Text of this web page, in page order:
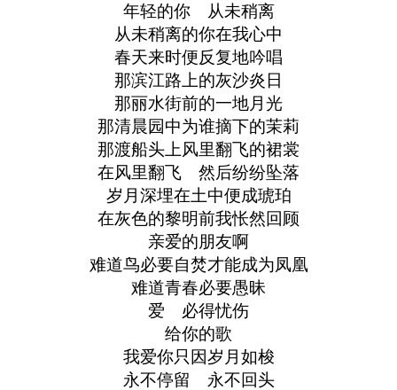
年轻的你 从未稍离
从未稍离的你在我心中
春天来时便反复地吟唱
那滨江路上的灰沙炎日
那丽水街前的一地月光
那清晨园中为谁摘下的茉莉
那渡船头上风里翻飞的裙裳
在风里翻飞 然后纷纷坠落
岁月深埋在土中便成琥珀
在灰色的黎明前我怅然回顾
亲爱的朋友啊
难道鸟必要自焚才能成为凤凰
难道青春必要愚昧
爱 必得忧伤
给你的歌
我爱你只因岁月如梭
永不停留 永不回头